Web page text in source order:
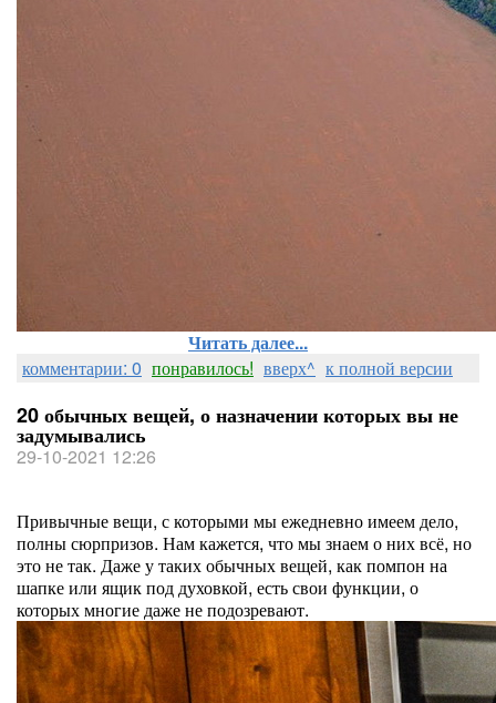
Читать далее...
комментарии: 0 понравилось! вверх^ к полной версии
20 обычных вещей, о назначении которых вы не
задумывались
29-10-2021 12:26
Привычные вещи, с которыми мы ежедневно имеем дело,
полны сюрпризов. Нам кажется, что мы знаем о них всё, но
это не так. Даже у таких обычных вещей, как помпон на
шапке или ящик под духовкой, есть свои функции, о
которых многие даже не подозревают.